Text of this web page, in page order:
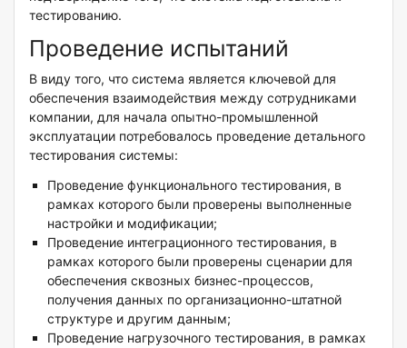
тестированию.
Проведение испытаний
В виду того, что система является ключевой для
обеспечения взаимодействия между сотрудниками
компании, для начала опытно-промышленной
эксплуатации потребовалось проведение детального
тестирования системы:
Проведение функционального тестирования, в
рамках которого были проверены выполненные
настройки и модификации;
Проведение интеграционного тестирования, в
рамках которого были проверены сценарии для
обеспечения сквозных бизнес-процессов,
получения данных по организационно-штатной
структуре и другим данным;
Проведение нагрузочного тестирования, в рамках